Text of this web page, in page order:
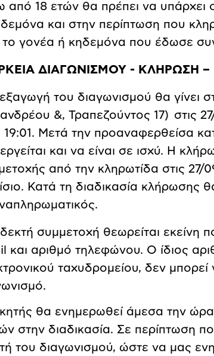
από 18 ετών θα πρέπει να
και στην περίπτωση που
γονέα ή κηδεμόνα που έδωσε
ΔΙΑΓΩΝΙΣΜΟΥ - ΚΛΗΡΩΣΗ
του διαγωνισμού θα γίνει
&, Τραπεζούντος 17) στις
Μετά την προαναφερθείσα
και να είναι σε ισχύ. Η
από την κληρωτίδα στις 27/
Κατά τη διαδικασία κλήρωσης
συμμετοχή θεωρείται εκείνη
και αριθμό τηλεφώνου. Ο ίδιος
ταχυδρομείου, δεν
θα ενημερωθεί άμεσα την
στην διαδικασία. Σε περίπτωση
του διαγωνισμού, ώστε να μας